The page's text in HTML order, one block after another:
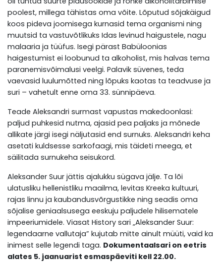
poolest, millega tähistas oma võite. Lõputud sõjakäigud
koos pideva joomisega kurnasid tema organismi ning
muutsid ta vastuvõtlikuks Idas levinud haigustele, nagu
malaaria ja tüüfus. Isegi pärast Babüloonias
haigestumist ei loobunud ta alkoholist, mis halvas tema
paranemisvõimalusi veelgi. Palavik süvenes, teda
vaevasid luulumõtted ning lõpuks kaotas ta teadvuse ja
suri – vahetult enne oma 33. sünnipäeva.
Teade Aleksandri surmast vapustas makedoonlasi:
paljud puhkesid nutma, ajasid pea paljaks ja mõnede
allikate järgi isegi näljutasid end surnuks. Aleksandri keha
asetati kuldsesse sarkofaagi, mis täideti meega, et
säilitada surnukeha seisukord.
Aleksander Suur jättis ajalukku sügava jälje. Ta lõi
ulatusliku hellenistliku maailma, levitas Kreeka kultuuri,
rajas linnu ja kaubandusvõrgustikke ning seadis oma
sõjalise geniaalsusega eeskuju paljudele hilisematele
impeeriumidele. Viasat History sari „Aleksander Suur:
legendaarne vallutaja” kujutab mitte ainult müüti, vaid ka
inimest selle legendi taga. Dokumentaalsari on eetris
alates 5. jaanuarist esmaspäeviti kell 22.00.